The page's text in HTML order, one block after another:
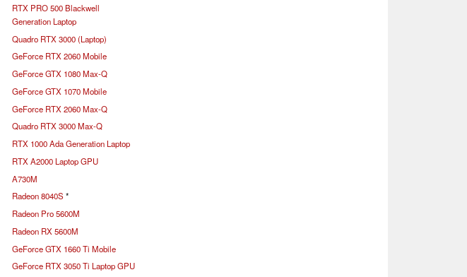
RTX PRO 500 Blackwell
Generation Laptop
Quadro RTX 3000 (Laptop)
GeForce RTX 2060 Mobile
GeForce GTX 1080 Max-Q
GeForce GTX 1070 Mobile
GeForce RTX 2060 Max-Q
Quadro RTX 3000 Max-Q
RTX 1000 Ada Generation Laptop
RTX A2000 Laptop GPU
A730M
Radeon 8040S *
Radeon Pro 5600M
Radeon RX 5600M
GeForce GTX 1660 Ti Mobile
GeForce RTX 3050 Ti Laptop GPU